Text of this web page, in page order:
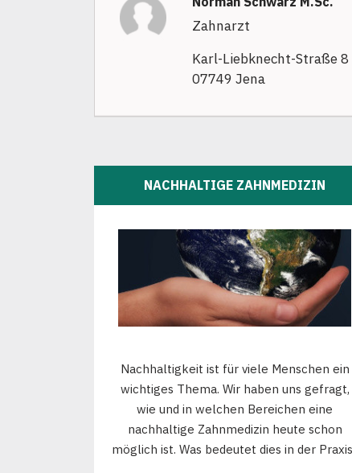
Zahnarzt
Karl-Liebknecht-Straße 8
07749 Jena
NACHHALTIGE ZAHNMEDIZIN
Nachhaltigkeit ist für viele Menschen ein
wichtiges Thema. Wir haben uns gefragt,
wie und in welchen Bereichen eine
nachhaltige Zahnmedizin heute schon
möglich ist. Was bedeutet dies in der